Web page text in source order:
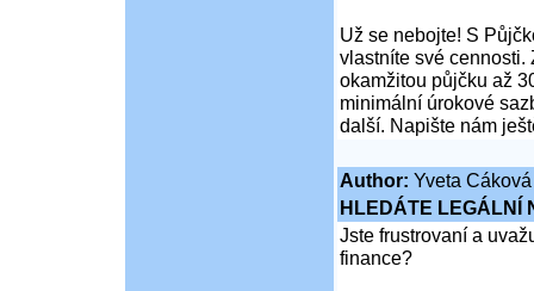
Už se nebojte! S
vlastníte své cennosti.
okamžitou půjčku až
minimální úrokové
další. Napište nám
Author: Yveta Cáková
HLEDÁTE LEGÁLNÍ
Jste frustrovaní a
finance?